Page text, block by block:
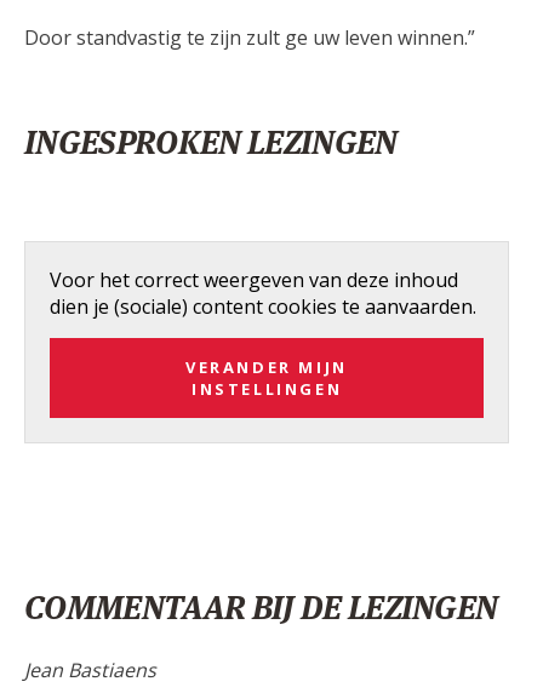
Door standvastig te zijn zult ge uw leven winnen.”
INGESPROKEN LEZINGEN
Voor het correct weergeven van deze inhoud
dien je (sociale) content cookies te aanvaarden.
VERANDER MIJN
INSTELLINGEN
COMMENTAAR BIJ DE LEZINGEN
Jean Bastiaens